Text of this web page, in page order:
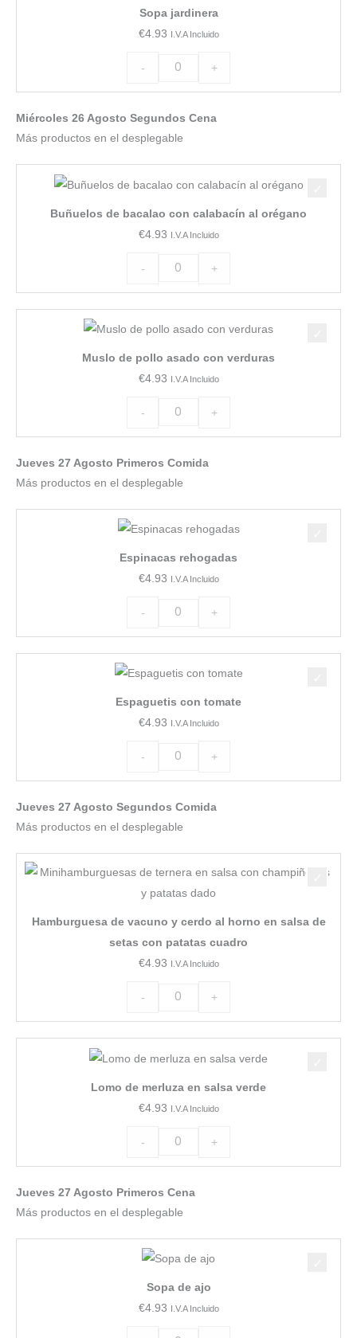
Sopa jardinera
€4.93 I.V.A Incluido
-
cantidad
+
Miércoles 26 Agosto Segundos Cena
Más productos en el desplegable
Buñuelos de bacalao con calabacín al orégano
€4.93 I.V.A Incluido
-
bacalao
con
+
Muslo de pollo asado con verduras
€4.93 I.V.A Incluido
-
pollo
asado
+
Jueves 27 Agosto Primeros Comida
Más productos en el desplegable
Espinacas rehogadas
€4.93 I.V.A Incluido
-
cantidad
+
Espaguetis con tomate
€4.93 I.V.A Incluido
-
tomate
cantidad
+
Jueves 27 Agosto Segundos Comida
Más productos en el desplegable
Hamburguesa de vacuno y cerdo al horno en salsa de
setas con patatas cuadro
€4.93 I.V.A Incluido
-
y
cerdo
al
con
patatas
+
Lomo de merluza en salsa verde
€4.93 I.V.A Incluido
-
merluza
en
+
Jueves 27 Agosto Primeros Cena
Más productos en el desplegable
Sopa de ajo
€4.93 I.V.A Incluido
ajo
cantidad